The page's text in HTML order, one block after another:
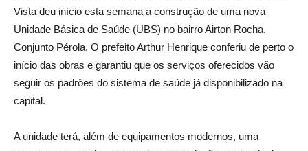
Vista deu início esta semana a construção de uma nova
Unidade Básica de Saúde (UBS) no bairro Airton Rocha,
Conjunto Pérola. O prefeito Arthur Henrique conferiu de perto o
início das obras e garantiu que os serviços oferecidos vão
seguir os padrões do sistema de saúde já disponibilizado na
capital.
A unidade terá, além de equipamentos modernos, uma